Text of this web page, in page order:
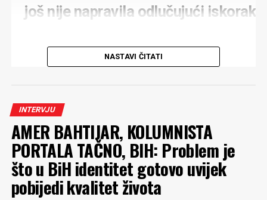
još nije napravila odlučujući iskorak
MONITOR:Zbog gradnje hotelskog kompleksa
kompanije Carine u Baošićima podnijeli ste krivičnu
RADULOVIĆ: Suština prijave prevazilazi ovaj
građevinski projekat. Jasno je da su Crnoj Gori potrebne
investicije, ali je ozbiljan problem što se one u velikom
broju slučajeva sprovode uz kršenje zakona koje ukazuje
NASTAVI ČITATI
INTERVJU
AMER BAHTIJAR, KOLUMNISTA
PORTALA TAČNO, BIH: Problem je
što u BiH identitet gotovo uvijek
pobijedi kvalitet života